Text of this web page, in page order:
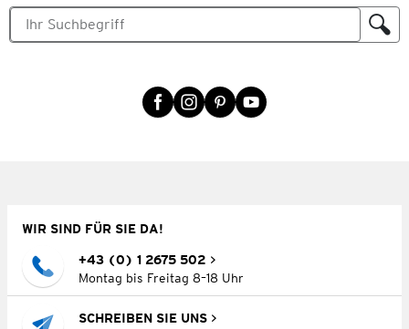
WIR SIND FÜR SIE DA!
+43 (0) 1 2675 502
Montag bis Freitag 8–18 Uhr
SCHREIBEN SIE UNS